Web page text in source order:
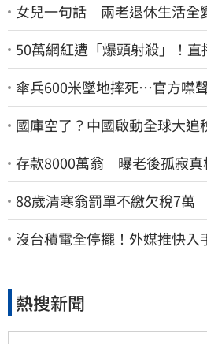
女兒一句話 兩老退休生活全
50萬網紅遭「爆頭射殺」！直
傘兵600米墜地摔死…官方噤
國庫空了？中國啟動全球大追
存款8000萬翁 曝老後孤寂真
88歲清寒翁罰單不繳欠稅7
割 家族按月代繳償債
沒台積電全停擺！外媒推快入
熱搜新聞